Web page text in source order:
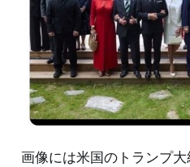
画像には米国のトランプ